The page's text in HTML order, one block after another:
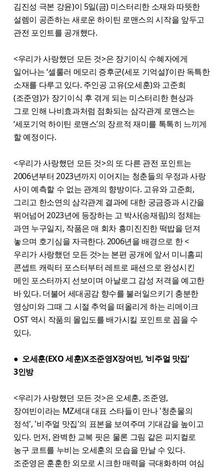
김진성 극본 강윤)이 5일(금) 미스터리한 소재와 따뜻한
설렘이 공존하는 새로운 하이틴 로맨스의 시작을 앞두고
관전 포인트를 공개했다.
<우리가 사랑했던 모든 것>은 장기이식 수혜자에게
일어나는 ‘셀룰러 메모리 증후군(세포 기억설)’이란 독특한
소재를 다루고 있다. 주인공 고유(오세훈)와 고준희
(조준영)가 장기이식 후 겪게 되는 미스터리한 현상과
그로 인해 나비효과처럼 점화되는 삼각관계 로맨스는
‘세포기억 하이틴 로맨스’의 장르적 재미를 톡톡히 느끼게
할 예정이다.
<우리가 사랑했던 모든 것>의 또 다른 관전 포인트는
2006년부터 2023년까지 이어지는 청춘들의 우정과 사랑
사이 예측할 수 없는 관계의 향방이다. 고유와 고준희,
그리고 한소연의 삼각관계 결과에 대한 궁금증과 시간을
뛰어넘어 2023년에 등장하는 고 박사(송재림)의 정체는
과연 누구일지, 작품은 매 회차 흥미진진한 떡밥을 던져
놓으며 호기심을 자극한다. 2006년을 배경으로 한 <
우리가 사랑했던 모든 것>는 본편 공개에 앞서 미니홈피
콘셉트 캐릭터 포스터부터 레트로 패션으로 완성시킨
메인 포스터까지 선보이며 아날로그 감성 저격을 예고한
바 있다. 더불어 세대공감 향수를 불러일으키기 충분한
영상미와 그때 그 시절 추억을 떠올리게 하는 리메이크
OST 역시 작품의 몰입도를 배가시킬 포인트로 꼽을 수
있다.
● 오세훈(EXO 세훈)X조준영X장여빈, ‘비주얼 맛집’
3인방
<우리가 사랑했던 모든 것>은 오세훈, 조준영,
장여빈이라는 MZ세대 대표 스타들이 만나 '청춘물의
정석', '비주얼 맛집'의 표본을 보여주며 기대감을 높이고
있다. 먼저, 완벽한 교복 핏은 물론 그림 같은 피지컬로
농구 코트를 누비는 오세훈의 모습을 만날 수 있다.
조준영은 훈훈한 외모로 시크한 매력을 극대화하며 여심